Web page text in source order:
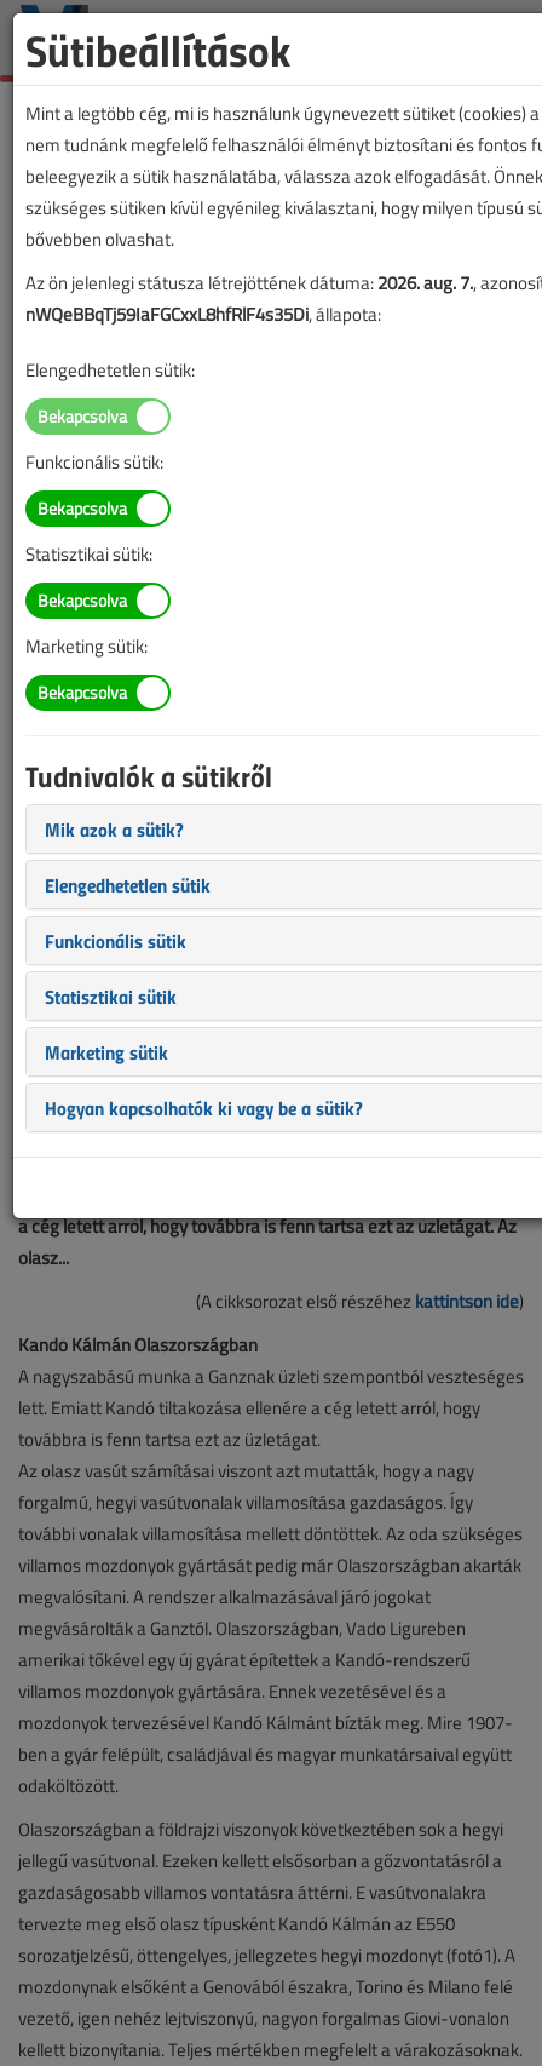
Nem csak villanyszerelőknek
Jeles évfordulók, jeles
események az
elektrotechnika
történetében
Megy a gőzös, jön a villamos II.
2010/7-8. lapszám
Figylem! Ez a cikk 16 éve frissült utoljára. A benne szereplő
információk mára aktualitásukat veszíthették, valamint a tartalom
helyenként hiányos lehet (képek, táblázatok stb.).
(A cikksorozat első részéhez kattintson ide) Kandó Kálmán
Olaszországban A nagyszabású munka a Ganznak üzleti
a cég letett arról, hogy továbbra is fenn tartsa ezt az üzletágat. Az
olasz...
(A cikksorozat első részéhez kattintson ide)
Kandó Kálmán Olaszországban
A nagyszabású munka a Ganznak üzleti szempontból veszteséges
lett. Emiatt Kandó tiltakozása ellenére a cég letett arról, hogy
továbbra is fenn tartsa ezt az üzletágat.
Az olasz vasút számításai viszont azt mutatták, hogy a nagy
forgalmú, hegyi vasútvonalak villamosítása gazdaságos. Így
további vonalak villamosítása mellett döntöttek. Az oda szükséges
villamos mozdonyok gyártását pedig már Olaszországban akarták
megvalósítani. A rendszer alkalmazásával járó jogokat
megvásárolták a Ganztól. Olaszországban, Vado Ligureben
amerikai tőkével egy új gyárat építettek a Kandó-rendszerű
villamos mozdonyok gyártására. Ennek vezetésével és a
mozdonyok tervezésével Kandó Kálmánt bízták meg. Mire 1907-
ben a gyár felépült, családjával és magyar munkatársaival együtt
odaköltözött.
Olaszországban a földrajzi viszonyok következtében sok a hegyi
jellegű vasútvonal. Ezeken kellett elsősorban a gőzvontatásról a
gazdaságosabb villamos vontatásra áttérni. E vasútvonalakra
tervezte meg első olasz típusként Kandó Kálmán az E550
sorozatjelzésű, öttengelyes, jellegzetes hegyi mozdonyt (fotó1). A
mozdonynak elsőként a Genovából északra, Torino és Milano felé
vezető, igen nehéz lejtviszonyú, nagyon forgalmas Giovi-vonalon
kellett bizonyítania. Teljes mértékben megfelelt a várakozásoknak.
Sütibeállítások
Mint a legtöbb cég, mi is használunk úgynevezett sütiket (cookies)
nem tudnánk megfelelő felhasználói élményt biztosítani és fontos
beleegyezik a sütik használatába, válassza azok elfogadását.
szükséges sütiken kívül egyénileg kiválasztani, hogy milyen típusú
bővebben olvashat.
Az ön jelenlegi státusza létrejöttének dátuma:2026. aug. 7.,
nWQeBBqTj59IaFGCxxL8hfRlF4s35Di, állapota:
Elengedhetetlen sütik:
Funkcionális sütik:
Statisztikai sütik:
Marketing sütik:
Tudnivalók a sütikről
Mik azok a sütik?
Elengedhetetlen sütik
Funkcionális sütik
Statisztikai sütik
Marketing sütik
Hogyan kapcsolhatók ki vagy be a sütik?